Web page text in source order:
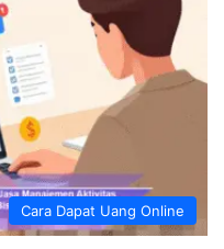
Cara Dapat Uang Online